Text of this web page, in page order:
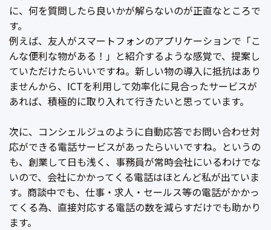
に、何を質問したら良いかが解らないのが正直なところで
す。
例えば、友人がスマートフォンのアプリケーションで「こ
んな便利な物がある！」と紹介するような感覚で、提案し
ていただけたらいいですね。新しい物の導入に抵抗はあり
ませんから、ICTを利用して効率化に見合ったサービスが
あれば、積極的に取り入れて行きたいと思っています。
次に、コンシェルジュのように自動応答でお問い合わせ対
応ができる電話サービスがあったらいいですね。というの
も、創業して日も浅く、事務員が常時会社にいるわけでな
いので、会社にかかってくる電話はほとんど私が出ていま
す。商談中でも、仕事・求人・セールス等の電話がかかっ
てくる為、直接対応する電話の数を減らすだけでも助かり
ます。